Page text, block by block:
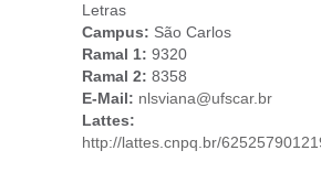
Letras
Campus: São Carlos
Ramal 1: 9320
Ramal 2: 8358
E-Mail: nlsviana@ufscar.br
Lattes:
http://lattes.cnpq.br/